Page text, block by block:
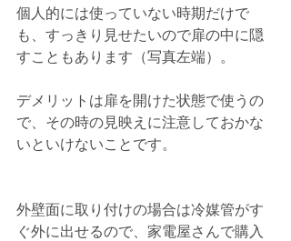
個人的には使っていない時期だけで
も、すっきり見せたいので扉の中に隠
すこともあります（写真左端）。
デメリットは扉を開けた状態で使うの
で、その時の見映えに注意しておかな
いといけないことです。
外壁面に取り付けの場合は冷媒管がす
ぐ外に出せるので、家電屋さんで購入